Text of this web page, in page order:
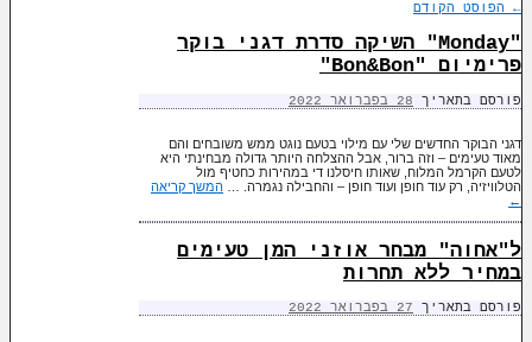
← הפוסט הקודם
"Monday" השיקה סדרת דגני בוקר
פרימיום "Bon&Bon"
פורסם בתאריך 28 בפברואר 2022
דגני הבוקר החדשים שלי עם מילוי בטעם נוגט ממש משובחים והם
מאוד טעימים – וזה ברור, אבל ההצלחה היותר גדולה מבחינתי היא
לטעם הקרמל המלוח, שאותו חיסלנו די במהירות כחטיף מול
הטלוויזיה, רק עוד חופן ועוד חופן – והחבילה נגמרה. … המשך קריאה
←
ל"אחוה" מבחר אוזני המן טעימים
במחיר ללא תחרות
פורסם בתאריך 27 בפברואר 2022